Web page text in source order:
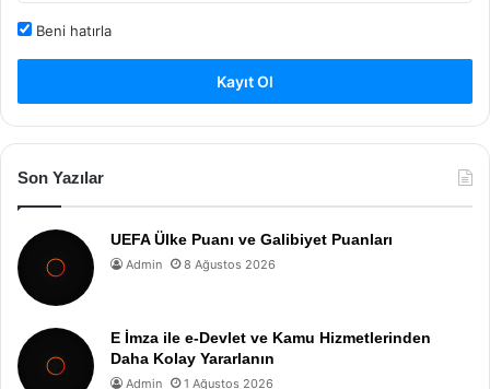
Beni hatırla
Kayıt Ol
Son Yazılar
UEFA Ülke Puanı ve Galibiyet Puanları
Admin 8 Ağustos 2026
E İmza ile e-Devlet ve Kamu Hizmetlerinden
Daha Kolay Yararlanın
Admin 1 Ağustos 2026